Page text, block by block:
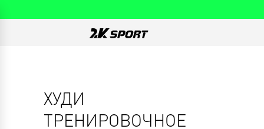
ХУДИ
ТРЕНИРОВОЧНОЕ